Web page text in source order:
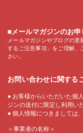
■メールマガジンのお申
メールマガジンやブログの
するご注意事項」をご理解、
さい。
お問い合わせに関する
● お客様からいただいた個
ジンの送付に限定し利用い
● 個人情報につきましては
＜事業者の名称＞